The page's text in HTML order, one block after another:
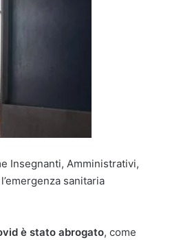
Insegnanti, Amministrativi,
sanitaria
è stato abrogato, come